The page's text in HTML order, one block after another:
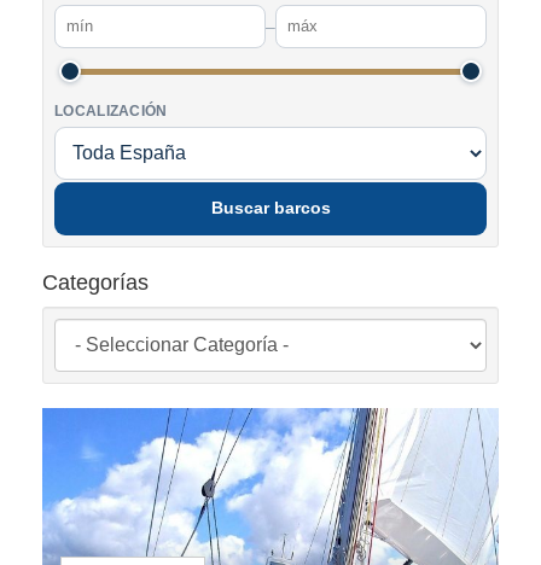
–
LOCALIZACIÓN
Buscar barcos
Categorías